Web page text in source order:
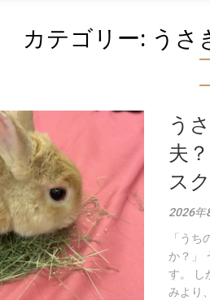
カテゴリー: うさ
う
夫
ス
2026年
「う
か？」
す。 し
みより